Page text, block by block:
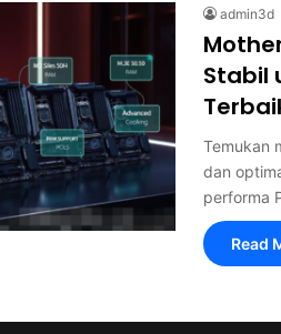
admin3d
Stabil
Temukan
dan
performa
Read